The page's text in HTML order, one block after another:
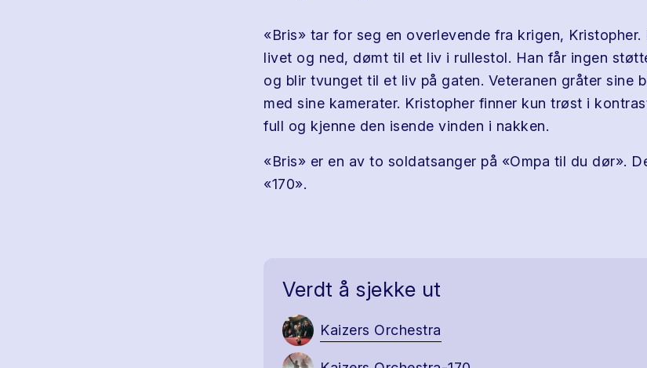
«Bris» tar for seg en overlevende fra krigen, Kristopher.
livet og ned, dømt til et liv i rullestol. Han får ingen
og blir tvunget til et liv på gaten. Veteranen gråter sine
med sine kamerater. Kristopher finner kun trøst i
full og kjenne den isende vinden i nakken.
«Bris» er en av to soldatsanger på «Ompa til du dør».
«170».
Verdt å sjekke ut
Kaizers Orchestra